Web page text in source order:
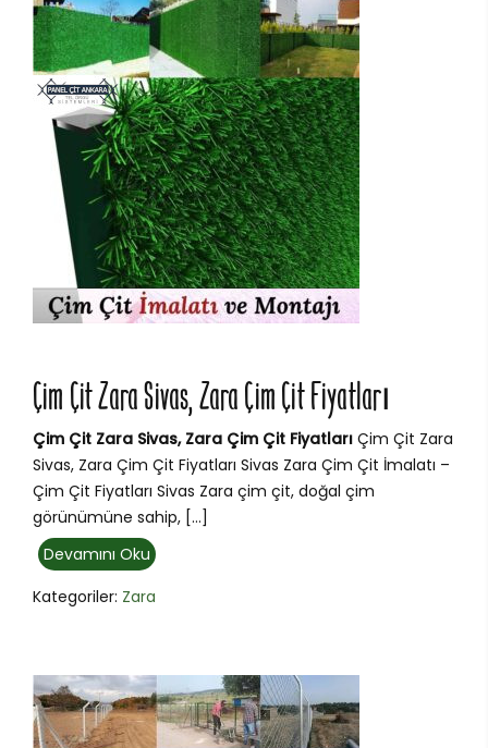
Çim Çit Zara Sivas, Zara Çim Çit Fiyatları
Çim Çit Zara Sivas, Zara Çim Çit Fiyatları Çim Çit Zara
Sivas, Zara Çim Çit Fiyatları Sivas Zara Çim Çit İmalatı –
Çim Çit Fiyatları Sivas Zara çim çit, doğal çim
görünümüne sahip, […]
Devamını Oku
Kategoriler: Zara